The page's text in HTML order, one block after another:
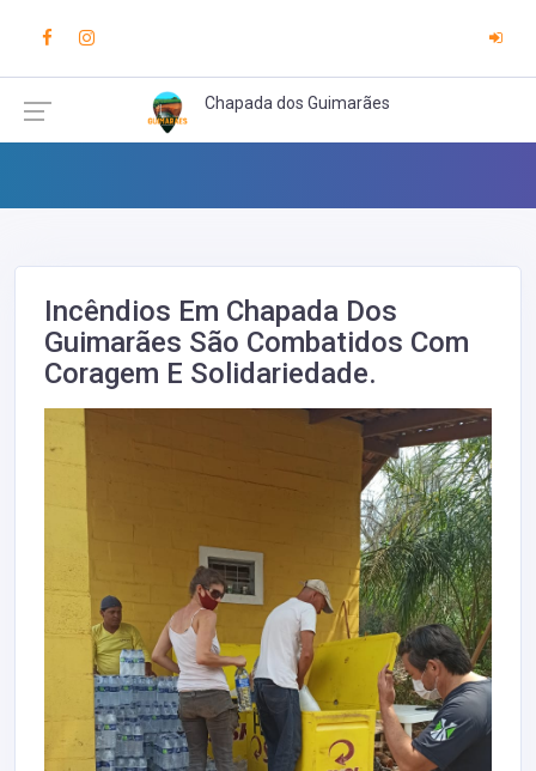
Chapada dos Guimarães
Incêndios Em Chapada Dos
Guimarães São Combatidos Com
Coragem E Solidariedade.